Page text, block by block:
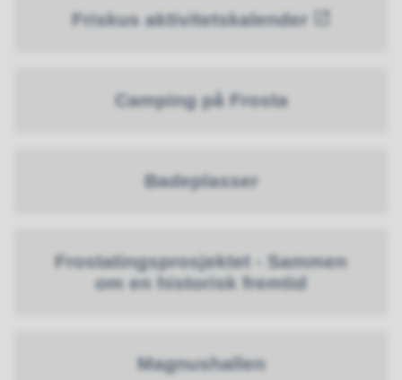
Friskus aktivitetskalender
Camping på Frosta
Badeplasser
Frostatingsprosjektet - Sammen
om en historisk fremtid
Magnushallen